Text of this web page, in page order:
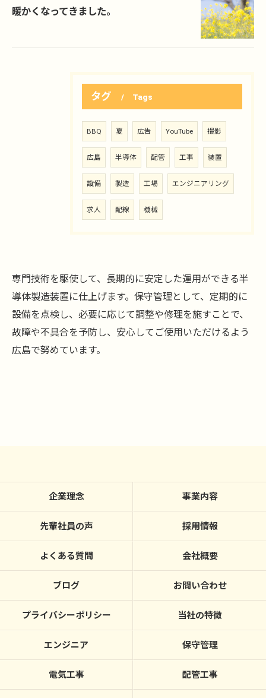
暖かくなってきました。
タグ Tags
BBQ 夏 広告 YouTube 撮影
広島 半導体 配管 工事 装置
設備 製造 工場 エンジニアリング
求人 配線 機械
専門技術を駆使して、長期的に安定した運用ができる半
導体製造装置に仕上げます。保守管理として、定期的に
設備を点検し、必要に応じて調整や修理を施すことで、
故障や不具合を予防し、安心してご使用いただけるよう
広島で努めています。
企業理念 事業内容
先輩社員の声 採用情報
よくある質問 会社概要
ブログ お問い合わせ
プライバシーポリシー 当社の特徴
エンジニア 保守管理
電気工事 配管工事